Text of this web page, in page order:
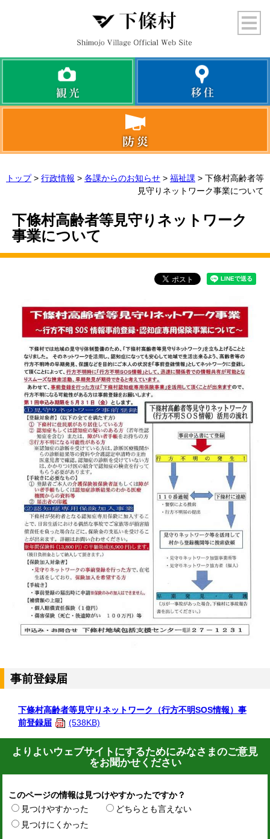
トップ> 行政情報 > 各課からのお知らせ > 福祉課 > 下條村高齢者等
見守りネットワーク事業について
下條村高齢者等見守りネットワーク
事業について
事前登録届
下條村高齢者等見守りネットワーク（行方不明SOS情報）事
前登録届
(538KB)
よりよいウェブサイトにするためにみなさまのご意見
をお聞かせください
このページの情報は見つけやすかったですか？
見つけやすかった
どちらとも言えない
見つけにくかった